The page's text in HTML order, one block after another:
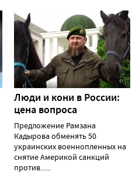
Люди и кони в России:
цена вопроса
Предложение Рамзана
Кадырова обменять 50
украинских военнопленных на
снятие Америкой санкций
против......